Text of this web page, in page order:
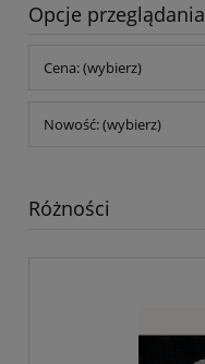
Opcje przeglądania
Cena: (wybierz)
Nowość: (wybierz)
Różności